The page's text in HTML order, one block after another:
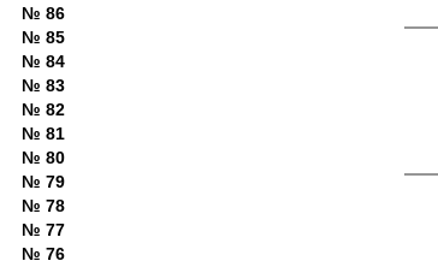
№ 86
№ 85
№ 84
№ 83
№ 82
№ 81
№ 80
№ 79
№ 78
№ 77
№ 76